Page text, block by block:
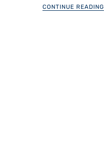
CONTINUE READING